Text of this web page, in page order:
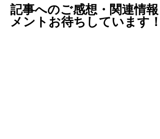
記事へのご感想・関連情
メントお待ちしています！